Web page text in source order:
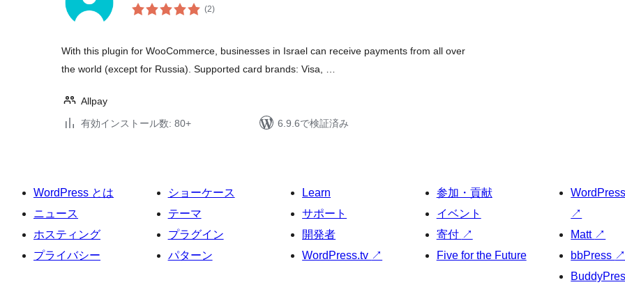
(2個
の)
With this plugin for WooCommerce, businesses in Israel can receive payments from all over
the world (except for Russia). Supported card brands: Visa, …
Allpay
有効インストール数: 80+
6.9.6で検証済み
WordPress とは
ニュース
ホスティング
プライバシー
ショーケース
テーマ
プラグイン
パターン
Learn
サポート
開発者
WordPress.tv ↗
参加・貢献
イベント
寄付 ↗
Five for the Future
↗
Matt ↗
bbPress ↗